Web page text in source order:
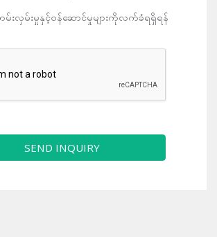
လှမ်းမှုနှင့်ဝန်ဆောင်မှုများကိုလက်ခံရရှိရန်
SEND INQUIRY